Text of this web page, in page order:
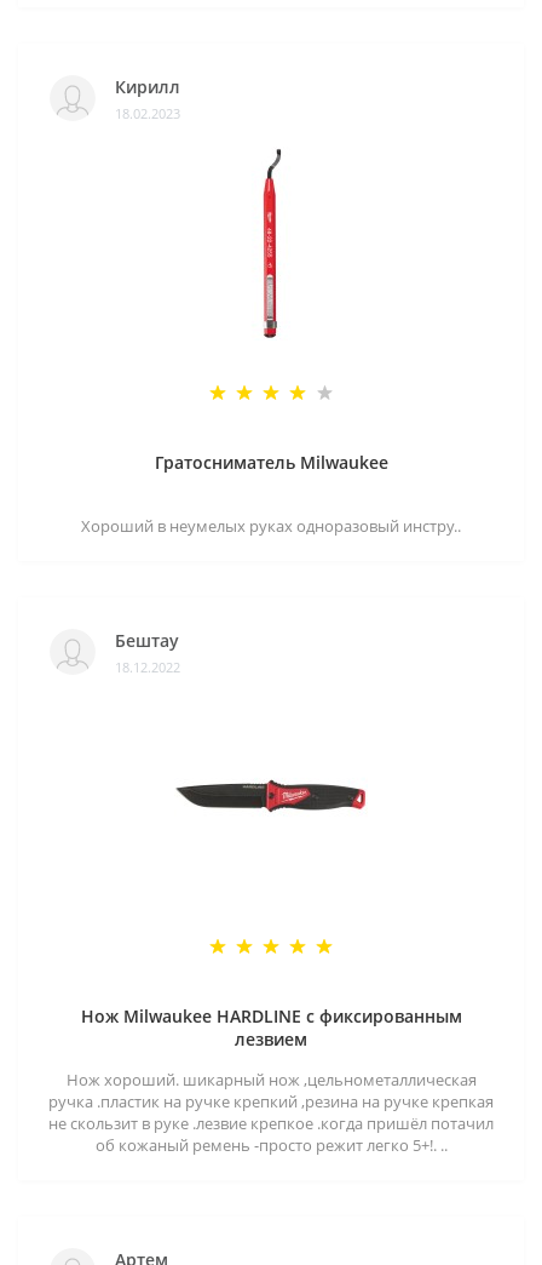
Кирилл
18.02.2023
Гратосниматель Milwaukee
Хороший в неумелых руках одноразовый инстру..
Бештау
18.12.2022
Нож Milwaukee HARDLINE с фиксированным
лезвием
Нож хороший. шикарный нож ,цельнометаллическая
ручка .пластик на ручке крепкий ,резина на ручке крепкая
не скользит в руке .лезвие крепкое .когда пришёл потачил
об кожаный ремень -просто режит легко 5+!. ..
Артем